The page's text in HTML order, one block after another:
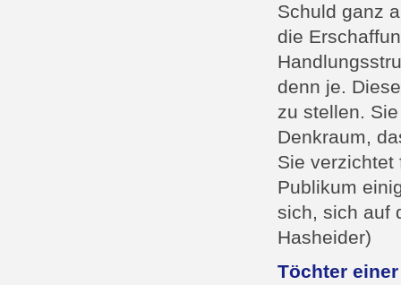
Schuld ganz
die
denn je.
zu stellen.
Denkraum,
Sie verzichtet
Publikum
sich, sich auf
Hasheider)
Töchter